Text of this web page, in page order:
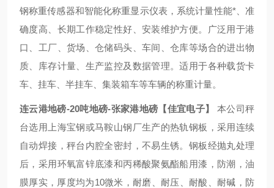
钢称重传感器和智能化称重显示仪表，系统计量性能*、准
确度高、长期工作稳定性好、安装维护方便。广泛用于港
口、工厂、货场、仓储码头、车间、仓库等场合的进出物
质、库存计量、生产监控及数据管理。适用于各种载货卡
车、挂车、半挂车、集装箱车等车辆的称重计量。
连云港地磅-20吨地磅-张家港地磅【佳宜电子】 本公司秤
台选用上海宝钢或马鞍山钢厂生产的热轨钢板，采用连续
自动焊接，秤台内腔全密封，不易生锈。钢板经抛丸处理
后，采用环氧富锌底漆和丙稀酸聚氨酯船用漆，防潮，油
膜厚实，厚度均为10微米，耐磨、耐压、耐酸、耐碱，防